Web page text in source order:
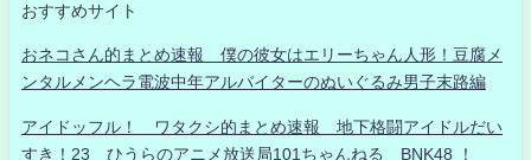
おすすめサイト
おネコさん的まとめ速報 僕の彼女はエリーちゃん人形！豆腐メ
ンタルメンヘラ電波中年アルバイターのぬいぐるみ男子末路編
アイドッフル！ ワタクシ的まとめ速報 地下格闘アイドルだい
すき！23 ひうらのアニメ放送局101ちゃんねる BNK48 ！